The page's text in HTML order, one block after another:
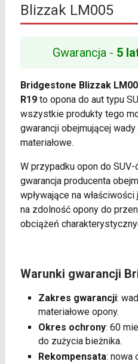
Blizzak LM005
Gwarancja - 5
Bridgestone Blizzak
R19to opona do aut typu
wszystkie produkty tego
gwarancji obejmującej
materiałowe.
W przypadku opon do
gwarancja producenta
wpływające na
na zdolność opony do
obciążeń
Warunki gwarancji
Zakres gwarancji:
materiałowe opony.
Okres ochrony: 60
do zużycia bieżnika.
Rekompensata: nowa